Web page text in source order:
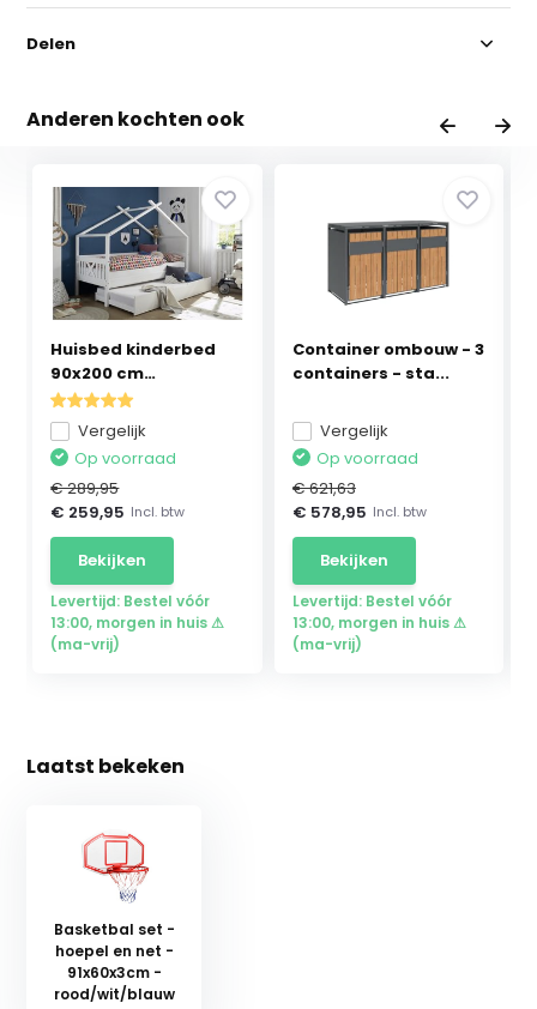
Delen
Anderen kochten ook
Huisbed kinderbed
90x200 cm
grenenhou...
Vergelijk
Op voorraad
€ 289,95
€ 259,95 Incl. btw
Bekijken
Levertijd: Bestel vóór
13:00, morgen in huis ⚠
(ma-vrij)
Container ombouw - 3
containers - sta...
Vergelijk
Op voorraad
€ 621,63
€ 578,95 Incl. btw
Bekijken
Levertijd: Bestel vóór
13:00, morgen in huis ⚠
(ma-vrij)
Laatst bekeken
Basketbal set -
hoepel en net -
91x60x3cm -
rood/wit/blauw